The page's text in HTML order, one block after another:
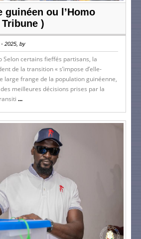
guinéen ou l’Homo
)
2025, by
Selon certains fieffés partisans, la
de la transition « s’impose d’elle-
large frange de la population guinéenne,
des meilleures décisions prises par la
...